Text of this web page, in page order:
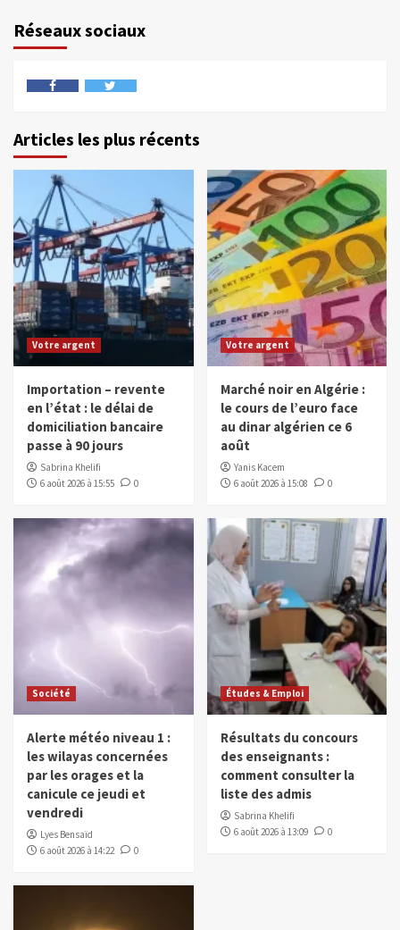
Réseaux sociaux
Articles les plus récents
Votre argent
Importation – revente
en l’état : le délai de
domiciliation bancaire
passe à 90 jours
Sabrina Khelifi
6 août 2026 à 15:55
0
Votre argent
Marché noir en Algérie :
le cours de l’euro face
au dinar algérien ce 6
août
Yanis Kacem
6 août 2026 à 15:08
0
Société
Alerte météo niveau 1 :
les wilayas concernées
par les orages et la
canicule ce jeudi et
vendredi
Lyes Bensaïd
6 août 2026 à 14:22
0
Études & Emploi
Résultats du concours
des enseignants :
comment consulter la
liste des admis
Sabrina Khelifi
6 août 2026 à 13:09
0